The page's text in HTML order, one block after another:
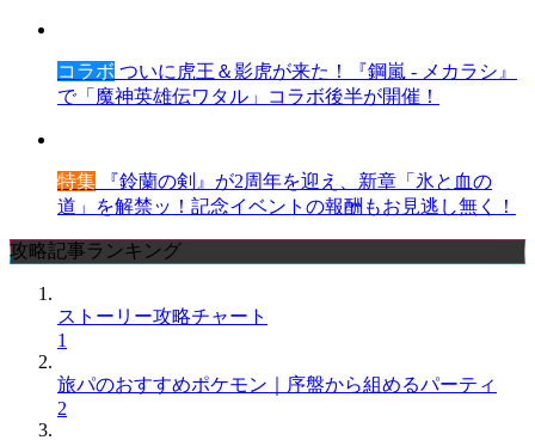
コラボ ついに虎王＆影虎が来た！『鋼嵐 - メカラシ』
で「魔神英雄伝ワタル」コラボ後半が開催！
特集 『鈴蘭の剣』が2周年を迎え、新章「氷と血の
道」を解禁ッ！記念イベントの報酬もお見逃し無く！
攻略記事ランキング
ストーリー攻略チャート
1
旅パのおすすめポケモン｜序盤から組めるパーティ
2